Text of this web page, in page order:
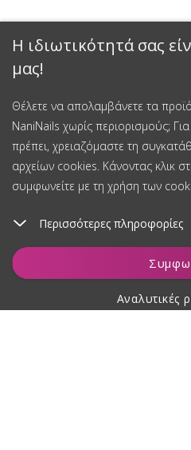
Η ιδιωτικότητά σας
μας!
Θέλετε να απολαμβάνετε τα
NaniNails χωρίς περιορισμούς;
πρέπει, χρειαζόμαστε τη
αρχείων cookies. Κάνοντας κλικ
συμφωνείτε με τη χρήση των
Περισσότερες πληροφορίες
Αναλυτικές